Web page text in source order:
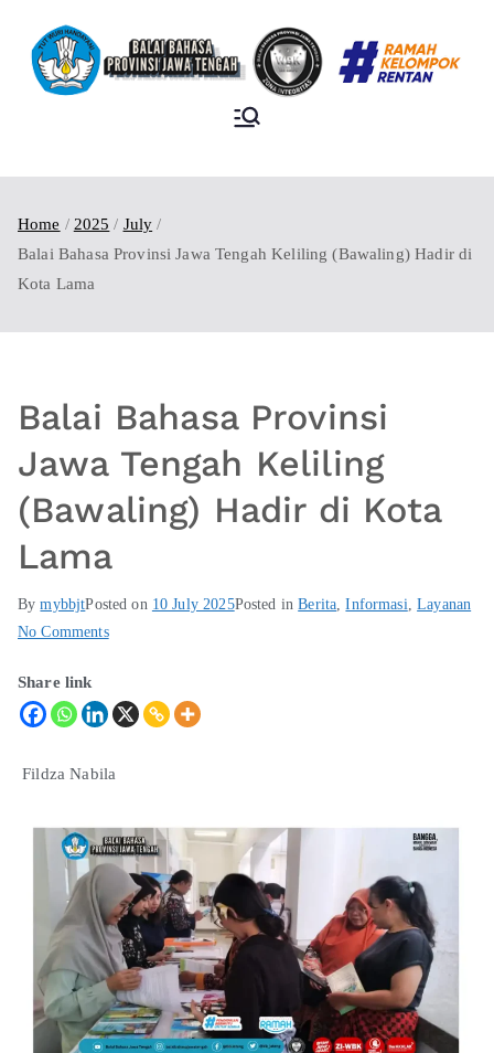
TENGAH
Home 2025
July
Balai Bahasa Provinsi Jawa Tengah Keliling (Bawaling) Hadir di
Kota Lama
Balai Bahasa Provinsi
Jawa Tengah Keliling
(Bawaling) Hadir di Kota
Lama
BymybbjtPosted on 10 July 2025Posted inBerita ,Informasi ,Layanan
No Comments
Share link
Fildza Nabila